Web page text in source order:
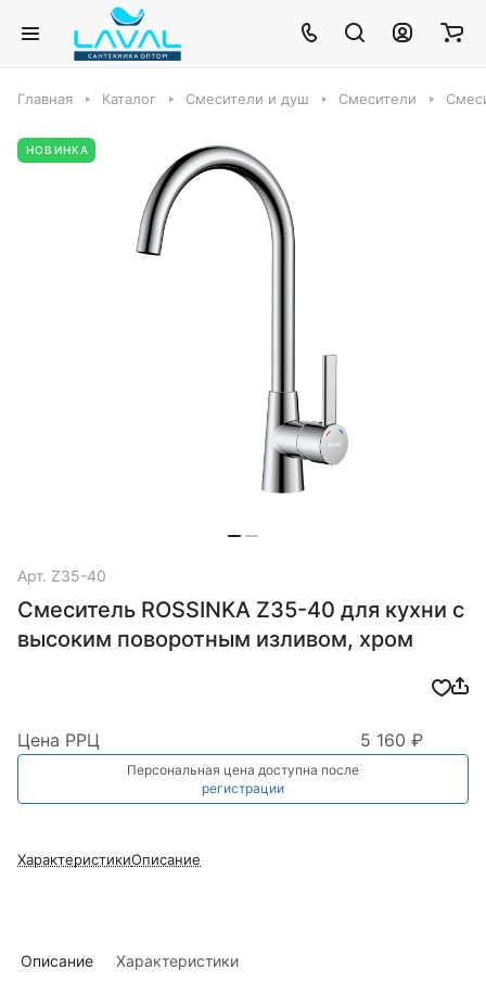
Главная Каталог Смесители и душ Смесители
НОВИНКА
Арт. Z35-40
Смеситель ROSSINKA Z35-40 для кухни с
высоким поворотным изливом, хром
Цена РРЦ 5 160 ₽
Персональная цена доступна после
регистрации
ХарактеристикиОписание
Описание Характеристики